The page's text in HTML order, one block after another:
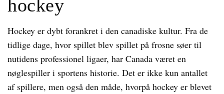
hockey
Hockey er dybt forankret i den canadiske kultur. Fra de
tidlige dage, hvor spillet blev spillet på frosne søer til
nutidens professionel ligaer, har Canada været en
nøglespiller i sportens historie. Det er ikke kun antallet
af spillere, men også den måde, hvorpå hockey er blevet